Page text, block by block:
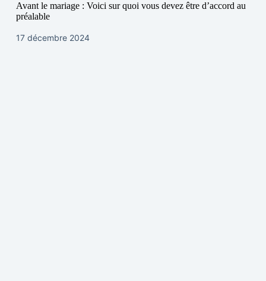
Avant le mariage : Voici sur quoi vous devez être d’accord au
préalable
17 décembre 2024